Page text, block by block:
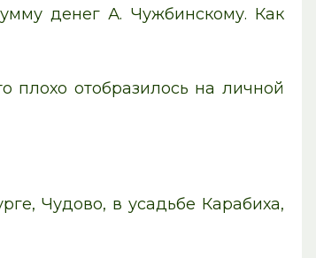
денег А. Чужбинскому. Как
плохо отобразилось на личной
Чудово, в усадьбе Карабиха,